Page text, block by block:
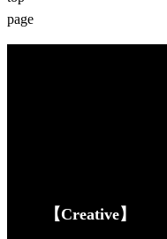
page
【Creative】